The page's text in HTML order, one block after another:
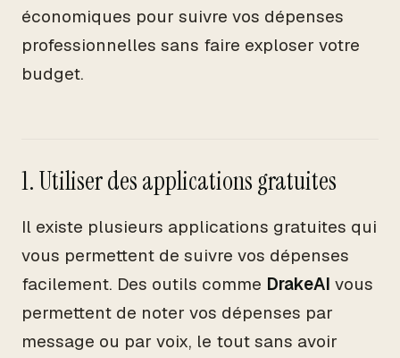
économiques pour suivre vos dépenses
professionnelles sans faire exploser votre
budget.
1. Utiliser des applications gratuites
Il existe plusieurs applications gratuites qui
vous permettent de suivre vos dépenses
facilement. Des outils comme DrakeAI vous
permettent de noter vos dépenses par
message ou par voix, le tout sans avoir